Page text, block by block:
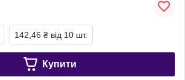
142,46 ₴ від 10 шт.
Купити